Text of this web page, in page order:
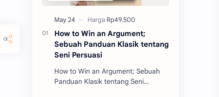
How to Win an Argument;
Sebuah Panduan Klasik tentang
Seni Persuasi
How to Win an Argument; Sebuah
Panduan Klasik tentang Seni